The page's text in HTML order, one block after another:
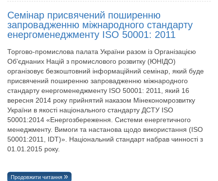
Семінар присвячений поширенню
запровадженню міжнародного стандарту
енергоменеджменту ISO 50001: 2011
Торгово-промислова палата України разом із Організацією
Об'єднаних Націй з промислового розвитку (ЮНІДО)
організовує безкоштовний інформаційний семінар, який буде
присвячений поширенню запровадженню міжнародного
стандарту енергоменеджменту ISO 50001: 2011, який 16
вересня 2014 року прийнятий наказом Мінекономрозвитку
України в якості національного стандарту ДСТУ ISO
50001:2014 «Енергозбереження. Системи енергетичного
менеджменту. Вимоги та настанова щодо використання (ISO
50001:2011, ІDT)». Національний стандарт набрав чинності з
01.01.2015 року.
Продовжити читання